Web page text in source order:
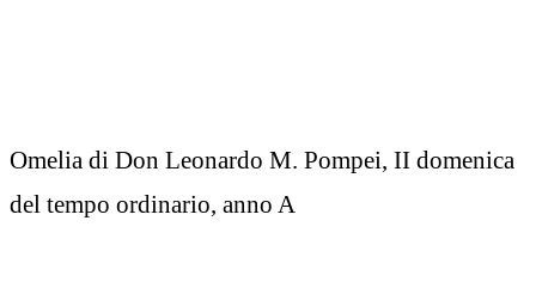
Omelia di Don Leonardo M. Pompei, II domenica
del tempo ordinario, anno A